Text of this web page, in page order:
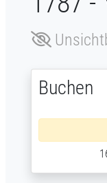
Buchen